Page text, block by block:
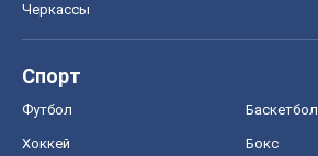
Черкассы
Спорт
Футбол Баскетбол
Хоккей Бокс